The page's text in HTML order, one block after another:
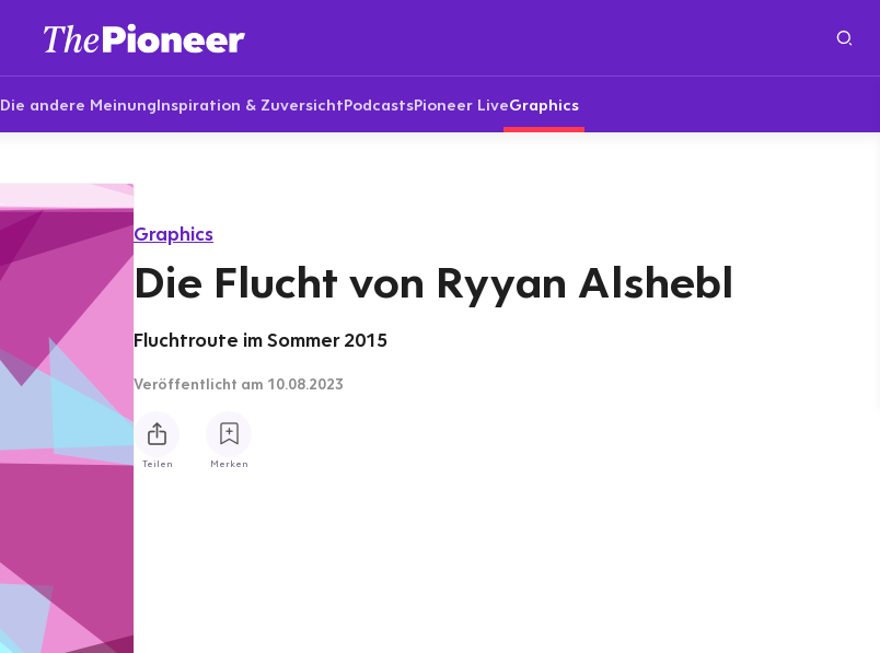
Die andere MeinungInspiration & ZuversichtPodcastsPioneer LiveGraphics
Graphics
Die Flucht von Ryyan Alshebl
Fluchtroute im Sommer 2015
Veröffentlicht am 10.08.2023
Teilen Merken